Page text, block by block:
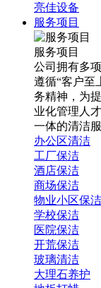
亮佳设备
服务项目
服务项目
公司拥有多
遵循“客户至
务精神，为
业化管理人
一体的清洁服
办公区清洁
工厂保洁
酒店保洁
商场保洁
物业小区保洁
学校保洁
医院保洁
开荒保洁
玻璃清洁
大理石养护